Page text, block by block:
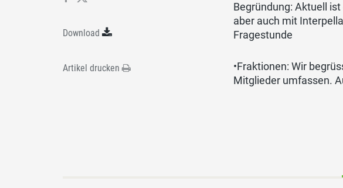
Begründung: Aktuell
aber auch mit
Fragestunde
•Fraktionen: Wir
Mitglieder umfassen.
Download
Artikel drucken